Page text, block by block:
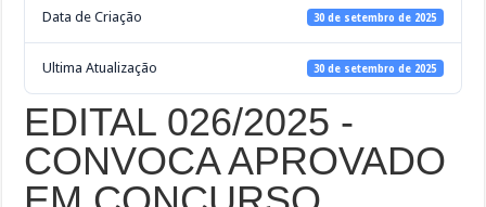
Data de Criação 30 de setembro de 2025
Ultima Atualização 30 de setembro de 2025
EDITAL 026/2025 -
CONVOCA APROVADO